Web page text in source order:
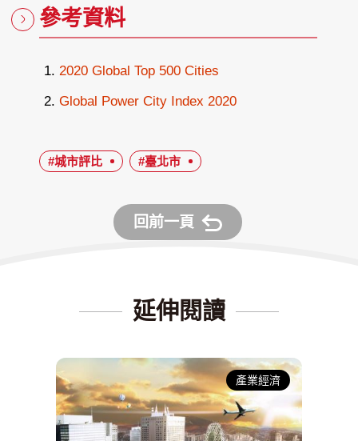
參考資料
2020 Global Top 500 Cities
Global Power City Index 2020
#城市評比 #臺北市
回前一頁
延伸閱讀
產業經濟